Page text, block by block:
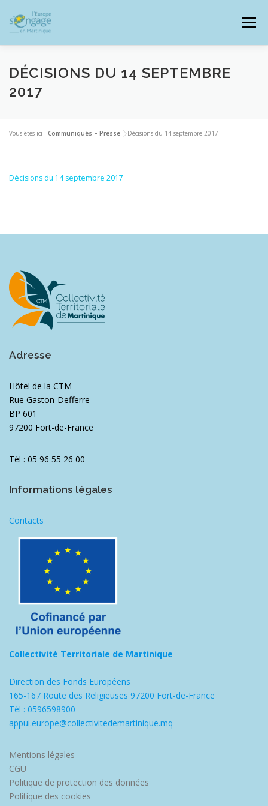
contenu
Menu
DÉCISIONS DU 14 SEPTEMBRE
2017
Vous êtes ici : Communiqués – Presse >Décisions du 14 septembre 2017
Décisions du 14 septembre 2017
Adresse
Hôtel de la CTM
Rue Gaston-Defferre
BP 601
97200 Fort-de-France
Tél : 05 96 55 26 00
Informations légales
Contacts
Collectivité Territoriale de Martinique
Direction des Fonds Européens
165-167 Route des Religieuses 97200 Fort-de-France
Tél : 0596598900
appui.europe@collectivitedemartinique.mq
Mentions légales
CGU
Politique de protection des données
Politique des cookies